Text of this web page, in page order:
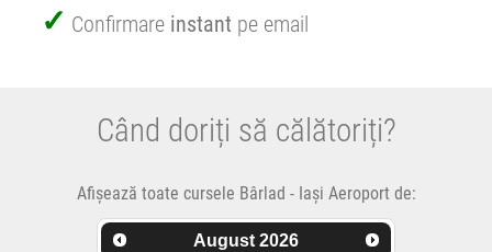
Confirmare instant pe email
Când doriți să călătoriți?
Afișează toate cursele Bârlad - Iași Aeroport de:
August 2026